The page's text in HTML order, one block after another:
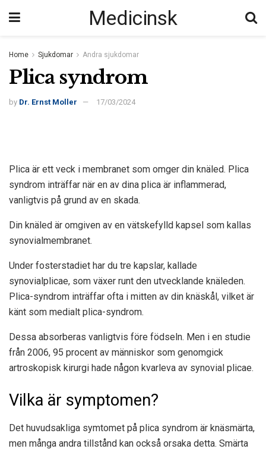
Medicinsk
Home Sjukdomar Andra sjukdomar
Plica syndrom
by Dr. Ernst Moller 17/03/2024
Plica är ett veck i membranet som omger din knäled. Plica
syndrom inträffar när en av dina plica är inflammerad,
vanligtvis på grund av en skada.
Din knäled är omgiven av en vätskefylld kapsel som kallas
synovialmembranet.
Under fosterstadiet har du tre kapslar, kallade
synovialplicae, som växer runt den utvecklande knäleden.
Plica-syndrom inträffar ofta i mitten av din knäskål, vilket är
känt som medialt plica-syndrom.
Dessa absorberas vanligtvis före födseln. Men i en studie
från 2006, 95 procent av människor som genomgick
artroskopisk kirurgi hade någon kvarleva av synovial plicae.
Vilka är symptomen?
Det huvudsakliga symtomet på plica syndrom är knäsmärta,
men många andra tillstånd kan också orsaka detta. Smärta